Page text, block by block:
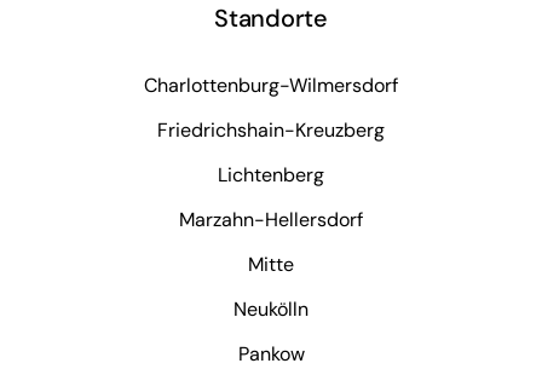
Standorte
Charlottenburg-Wilmersdorf
Friedrichshain-Kreuzberg
Lichtenberg
Marzahn-Hellersdorf
Mitte
Neukölln
Pankow